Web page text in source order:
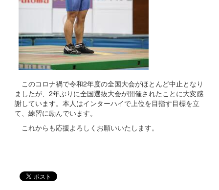
このコロナ禍で令和2年度の全国大会がほとんど中止となり
ましたが、2年ぶりに全国選抜大会が開催されたことに大変感
謝しています。本人はインターハイで上位を目指す目標を立
て、練習に励んでいます。
これからも応援よろしくお願いいたします。